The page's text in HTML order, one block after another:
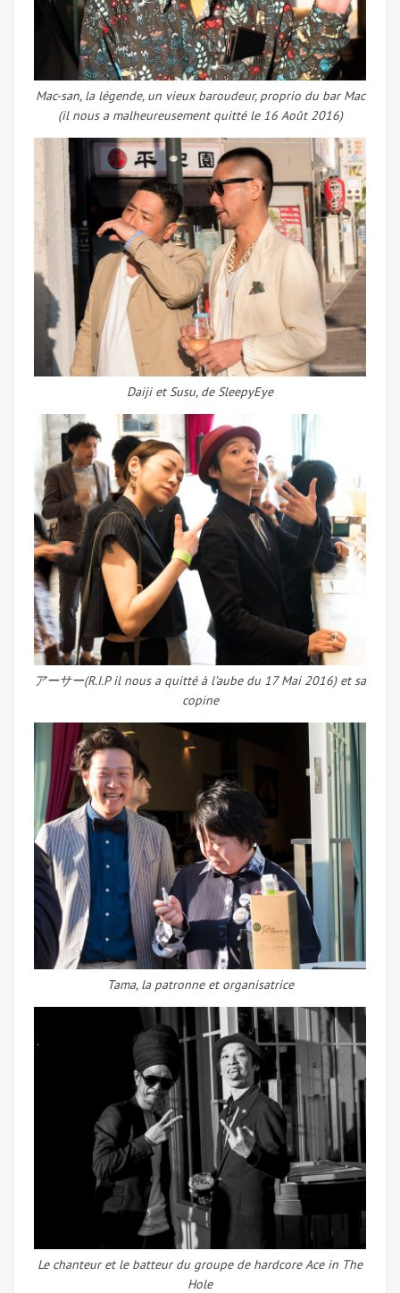
Mac-san, la légende, un vieux baroudeur, proprio du bar Mac
(il nous a malheureusement quitté le 16 Août 2016)
Daiji et Susu, de SleepyEye
アーサー(R.I.P il nous a quitté à l’aube du 17 Mai 2016) et sa
copine
Tama, la patronne et organisatrice
Le chanteur et le batteur du groupe de hardcore Ace in The
Hole